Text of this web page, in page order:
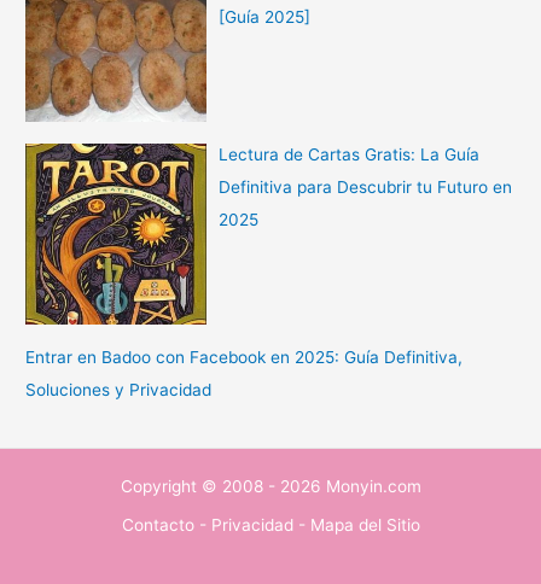
[Guía 2025]
Lectura de Cartas Gratis: La Guía
Definitiva para Descubrir tu Futuro en
2025
Entrar en Badoo con Facebook en 2025: Guía Definitiva,
Soluciones y Privacidad
Copyright © 2008 - 2026 Monyin.com
Contacto- Privacidad- Mapa del Sitio